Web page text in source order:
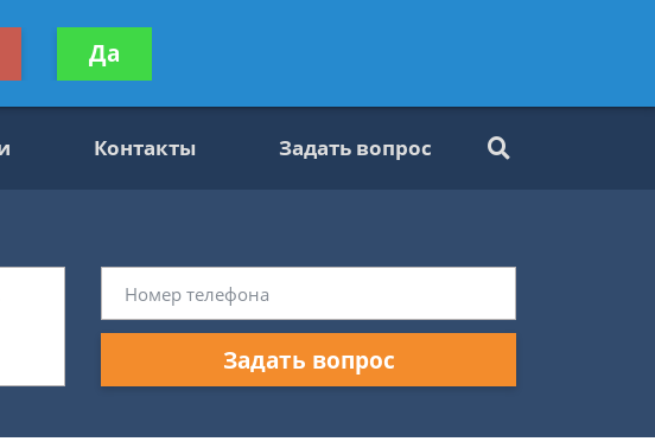
консультацию
бесплатно
Контакты Задать вопрос
Задать вопрос
Да